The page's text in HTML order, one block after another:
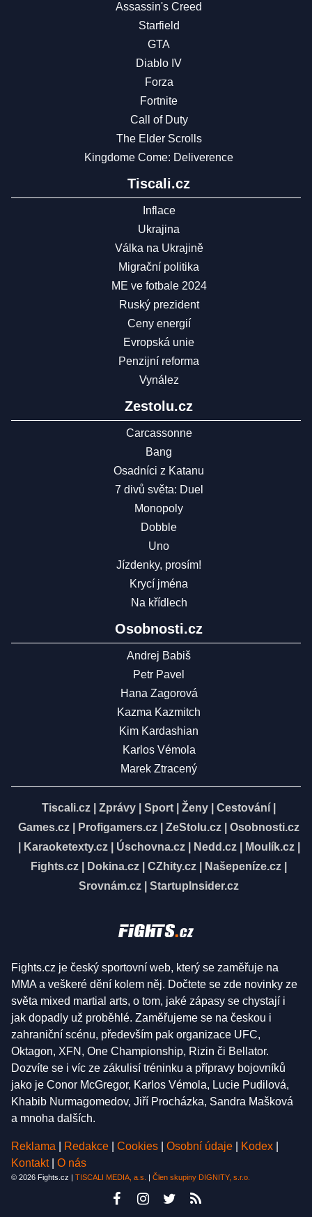
Assassin's Creed
Starfield
GTA
Diablo IV
Forza
Fortnite
Call of Duty
The Elder Scrolls
Kingdome Come: Deliverence
Tiscali.cz
Inflace
Ukrajina
Válka na Ukrajině
Migrační politika
ME ve fotbale 2024
Ruský prezident
Ceny energií
Evropská unie
Penzijní reforma
Vynález
Zestolu.cz
Carcassonne
Bang
Osadníci z Katanu
7 divů světa: Duel
Monopoly
Dobble
Uno
Jízdenky, prosím!
Krycí jména
Na křídlech
Osobnosti.cz
Andrej Babiš
Petr Pavel
Hana Zagorová
Kazma Kazmitch
Kim Kardashian
Karlos Vémola
Marek Ztracený
Tiscali.cz Zprávy Sport Ženy Cestování
Games.cz
Profigamers.cz ZeStolu.cz
Osobnosti.cz
Karaoketexty.cz| Úschovna.cz| Nedd.cz| Moulík.cz|
Fights.cz
Dokina.cz CZhity.cz Našepeníze.cz
Srovnám.cz
StartupInsider.cz
Fights.cz je český sportovní web, který se zaměřuje na
MMA a veškeré dění kolem něj. Dočtete se zde novinky ze
světa mixed martial arts, o tom, jaké zápasy se chystají i
jak dopadly už proběhlé. Zaměřujeme se na českou i
zahraniční scénu, především pak organizace UFC,
Oktagon, XFN, One Championship, Rizin či Bellator.
Dozvíte se i víc ze zákulisí tréninku a přípravy bojovníků
jako je Conor McGregor, Karlos Vémola, Lucie Pudilová,
Khabib Nurmagomedov, Jiří Procházka, Sandra Mašková
a mnoha dalších.
Reklama Redakce Cookies Osobní údaje Kodex
Kontakt
O nás
© 2026 Fights.cz | TISCALI MEDIA, a.s. | Člen skupiny DIGNITY, s.r.o.